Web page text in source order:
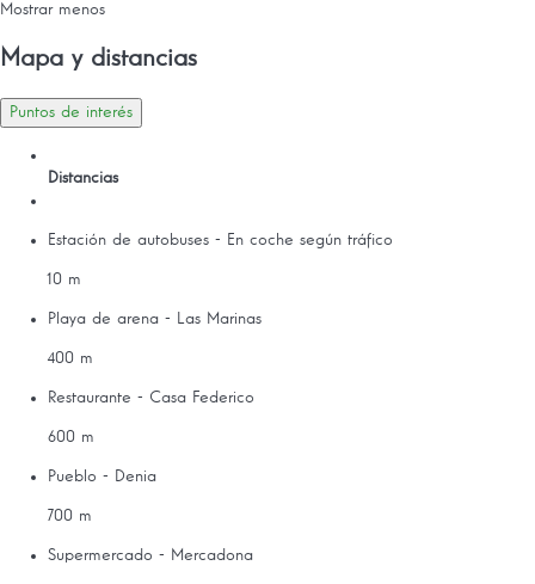
Mostrar menos
Mapa y distancias
Puntos de interés
Distancias
Estación de autobuses - En coche según tráfico
10 m
Playa de arena - Las Marinas
400 m
Restaurante - Casa Federico
600 m
Pueblo - Denia
700 m
Supermercado - Mercadona